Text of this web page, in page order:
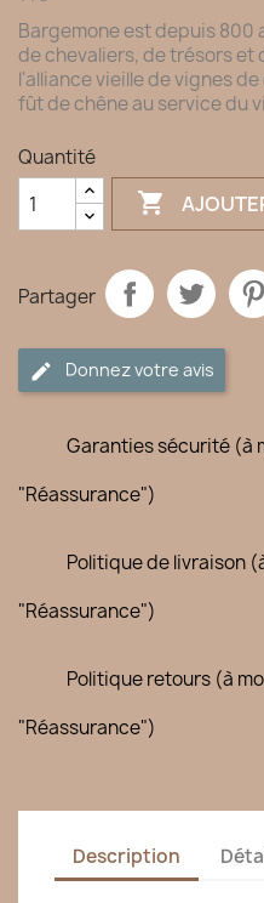
Bargemone est depuis
de chevaliers, de trésors et
l'alliance vieille de vignes
fût de chêne au service du
Quantité

Partager
Donnez votre avis
Garanties sécurité (à
"Réassurance")
Politique de livraison
"Réassurance")
Politique retours (à
"Réassurance")
Description